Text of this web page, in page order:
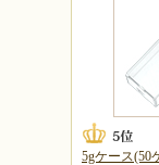
5gケース(50